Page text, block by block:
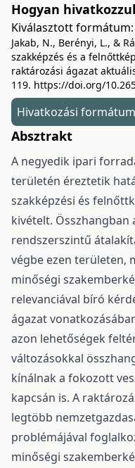
Hogyan
Kiválasztott formátum:
Jakab, N., Berényi, L., &
szakképzés és a
raktározási ágazat
119. https://doi.org/
Hivatkozási
Absztrakt
A negyedik ipari
területén éreztetik
szakképzési és
kivételt. Összhangban
rendszerszintű
végbe ezen területen,
minőségi
relevanciával bíró
ágazat
azon lehetőségek
változásokkal
kínálnak a fokozott
kapcsán is. A
legtöbb
problémájával
minőségi